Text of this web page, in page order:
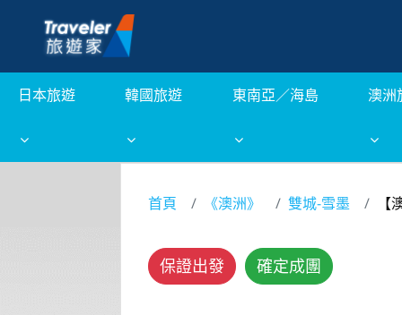
日本旅遊 韓國旅遊 東南亞／海島 澳洲
首頁 《澳洲》 雙城-雪墨
保證出發 確定成團